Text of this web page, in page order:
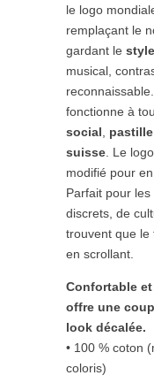
le logo
remplaçant le
gardant le
musical,
fonctionne à
social
suisse. Le
modifié pour
Parfait pour
discrets, de
trouvent que le
en scrollant.
Confortable
offre une
look décalée.
• 100 % coton
coloris)